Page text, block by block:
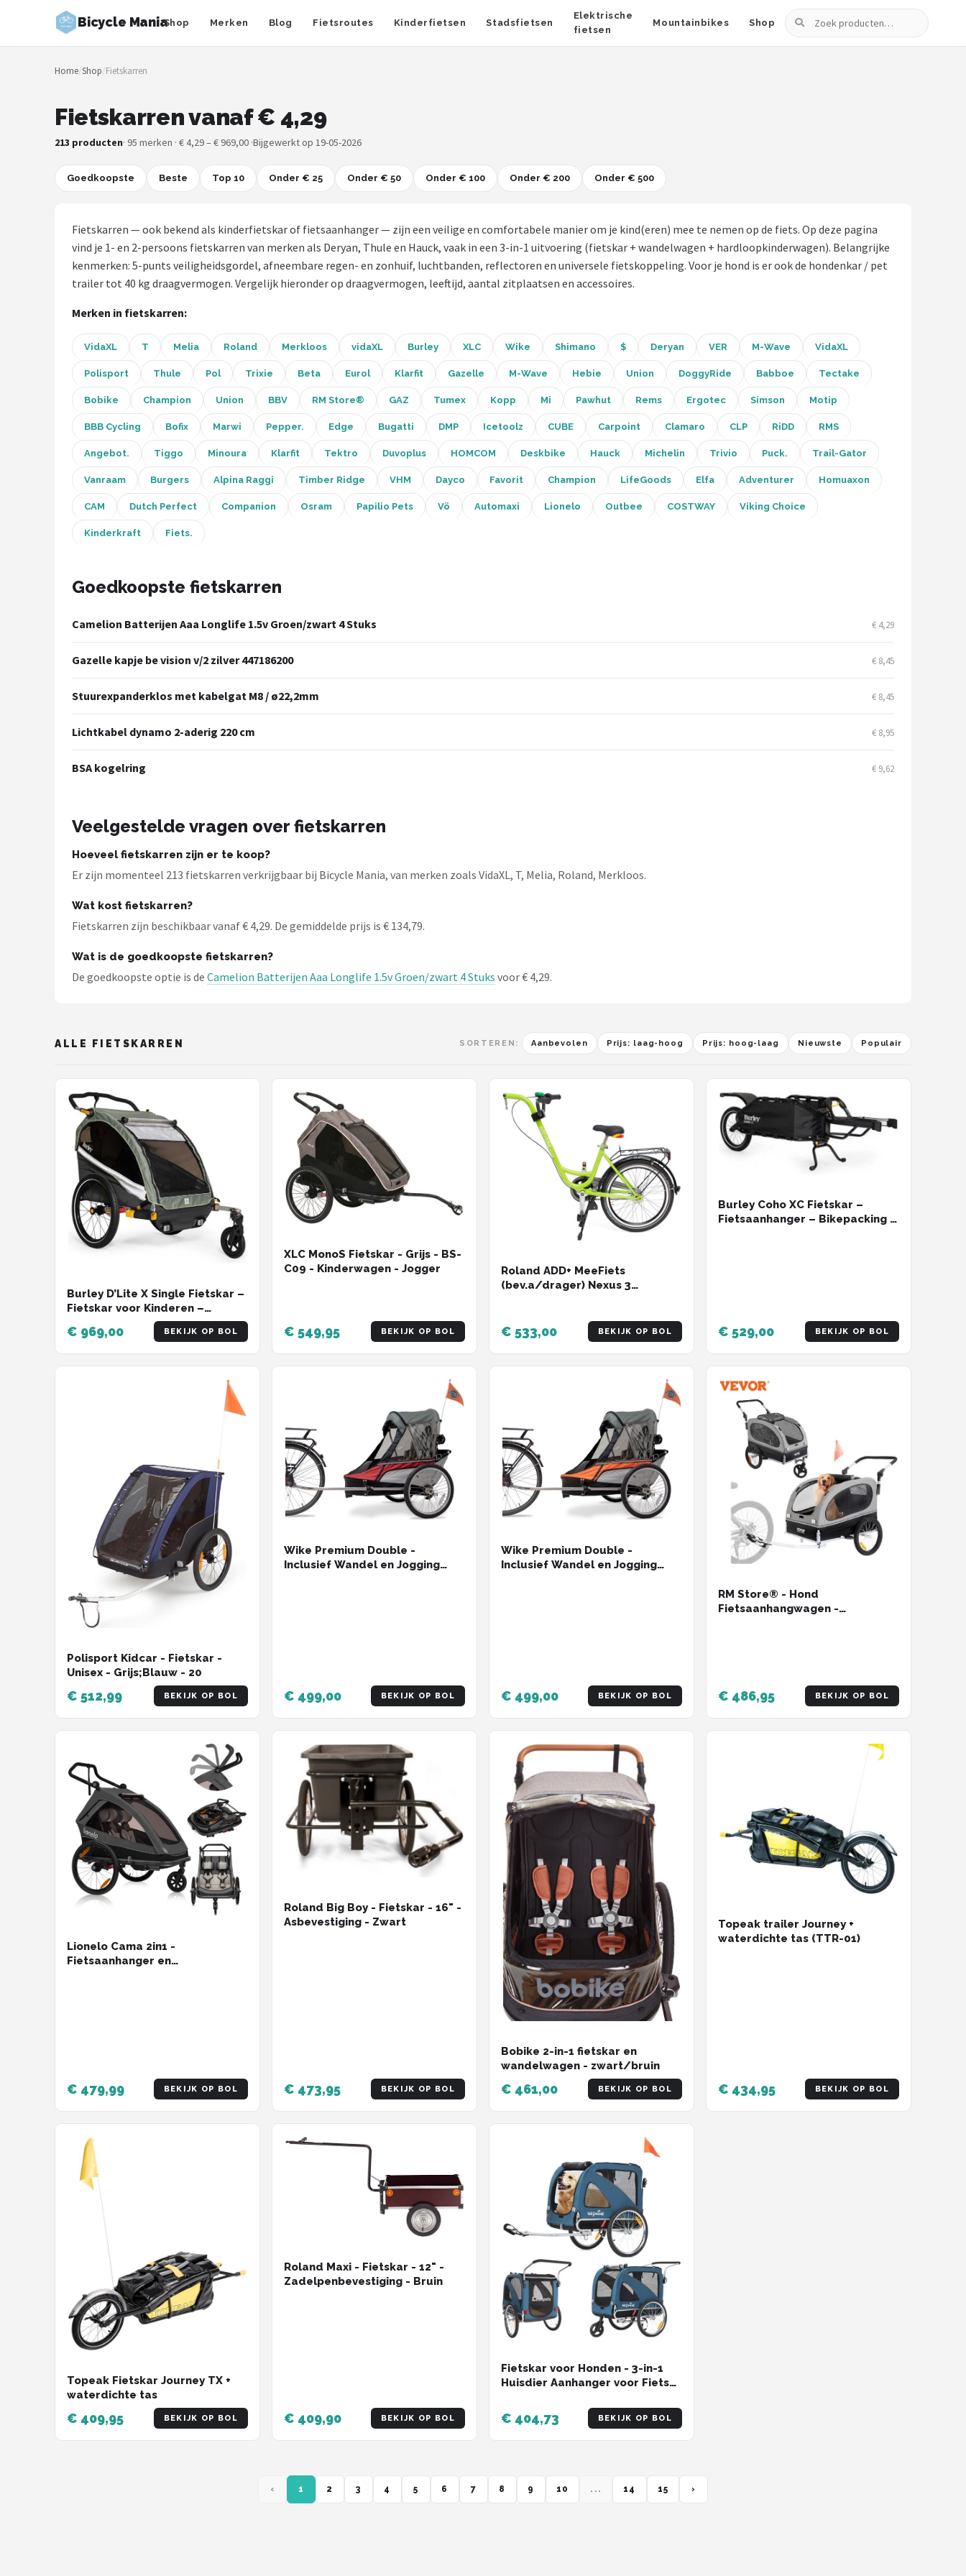
Bicycle ManiaShop Merken Blog Fietsroutes Kinderfietsen Stadsfietsen
Elektrische
fietsen
Mountainbikes Shop
Zoeken
Zoeken
NAVIGATIE
Merken
Kinderfietsen
Stadsfietsen
Elektrische fietsen
Mountainbikes
New Looxs
Shimano
Home/Shop/Fietskarren
Fietskarren vanaf € 4,29
213 producten· 95 merken · € 4,29 – € 969,00 ·Bijgewerkt op 19-05-2026
Goedkoopste Beste Top 10 Onder € 25 Onder € 50 Onder € 100 Onder € 200 Onder € 500
Fietskarren — ook bekend als kinderfietskar of fietsaanhanger — zijn een veilige en comfortabele manier om je kind(eren) mee te nemen op de fiets. Op deze pagina
vind je 1- en 2-persoons fietskarren van merken als Deryan, Thule en Hauck, vaak in een 3-in-1 uitvoering (fietskar + wandelwagen + hardloopkinderwagen). Belangrijke
kenmerken: 5-punts veiligheidsgordel, afneembare regen- en zonhuif, luchtbanden, reflectoren en universele fietskoppeling. Voor je hond is er ook de hondenkar / pet
trailer tot 40 kg draagvermogen. Vergelijk hieronder op draagvermogen, leeftijd, aantal zitplaatsen en accessoires.
Merken in fietskarren:
VidaXL T Melia Roland Merkloos vidaXL Burley XLC Wike Shimano $ Deryan VER M-Wave VidaXL
Polisport Thule Pol Trixie Beta Eurol Klarfit Gazelle M-Wave Hebie Union DoggyRide Babboe Tectake
Bobike Champion Union BBV RM Store® GAZ Tumex Kopp Mi Pawhut Rems Ergotec Simson Motip
BBB Cycling Bofix Marwi Pepper. Edge Bugatti DMP Icetoolz CUBE Carpoint Clamaro CLP RiDD RMS
Angebot. Tiggo Minoura Klarfit Tektro Duvoplus HOMCOM Deskbike Hauck Michelin Trivio Puck. Trail-Gator
Vanraam Burgers Alpina Raggi Timber Ridge VHM Dayco Favorit Champion LifeGoods Elfa Adventurer Homuaxon
CAM Dutch Perfect Companion Osram Papilio Pets Vö Automaxi Lionelo Outbee COSTWAY Viking Choice
Kinderkraft Fiets.
Goedkoopste fietskarren
Camelion Batterijen Aaa Longlife 1.5v Groen/zwart 4 Stuks € 4,29
Gazelle kapje be vision v/2 zilver 447186200 € 8,45
Stuurexpanderklos met kabelgat M8 / ø22,2mm € 8,45
Lichtkabel dynamo 2-aderig 220 cm € 8,95
BSA kogelring € 9,62
Veelgestelde vragen over fietskarren
Hoeveel fietskarren zijn er te koop?
Er zijn momenteel 213 fietskarren verkrijgbaar bij Bicycle Mania, van merken zoals VidaXL, T, Melia, Roland, Merkloos.
Wat kost fietskarren?
Fietskarren zijn beschikbaar vanaf € 4,29. De gemiddelde prijs is € 134,79.
Wat is de goedkoopste fietskarren?
De goedkoopste optie is de Camelion Batterijen Aaa Longlife 1.5v Groen/zwart 4 Stuks voor € 4,29.
ALLE FIETSKARREN SORTEREN: Aanbevolen Prijs: laag-hoog Prijs: hoog-laag Nieuwste Populair
Burley D’Lite X Single Fietskar –
Fietskar voor Kinderen –
Fietskar 1 Kind – Inklapbaar –
Cargo Trailer – Groen Grijs
€ 969,00 BEKIJK OP BOL
XLC MonoS Fietskar - Grijs - BS-
C09 - Kinderwagen - Jogger
€ 549,95 BEKIJK OP BOL
Roland ADD+ MeeFiets
(bev.a/drager) Nexus 3
€ 533,00 BEKIJK OP BOL
Burley Coho XC Fietskar –
Fietsaanhanger – Bikepacking –
€ 529,00 BEKIJK OP BOL
Polisport Kidcar - Fietskar -
Unisex - Grijs;Blauw - 20
€ 512,99 BEKIJK OP BOL
Wike Premium Double -
Inclusief Wandel en Jogging
€ 499,00 BEKIJK OP BOL
Wike Premium Double -
Inclusief Wandel en Jogging
€ 499,00 BEKIJK OP BOL
RM Store® - Hond
Fietsaanhangwagen -
€ 486,95 BEKIJK OP BOL
Lionelo Cama 2in1 -
Fietsaanhanger en
en Normale Fietsen
€ 479,99 BEKIJK OP BOL
Roland Big Boy - Fietskar - 16" -
Asbevestiging - Zwart
€ 473,95 BEKIJK OP BOL
Bobike 2-in-1 fietskar en
wandelwagen - zwart/bruin
€ 461,00 BEKIJK OP BOL
Topeak trailer Journey +
waterdichte tas (TTR-01)
€ 434,95 BEKIJK OP BOL
Topeak Fietskar Journey TX +
waterdichte tas
€ 409,95 BEKIJK OP BOL
Roland Maxi - Fietskar - 12" -
Zadelpenbevestiging - Bruin
€ 409,90 BEKIJK OP BOL
Fietskar voor Honden - 3-in-1
Huisdier Aanhanger voor Fiets
€ 404,73 BEKIJK OP BOL
‹ 1 2 3 4 5 6 7 8 9 10 ... 14 15 ›